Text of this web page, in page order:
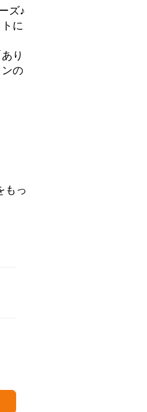
ズ♪
に
り
の
もっ